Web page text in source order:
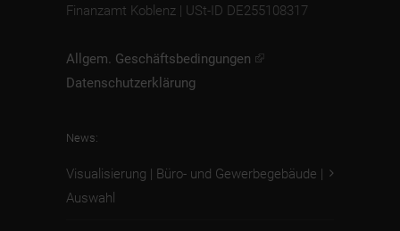
Finanzamt Koblenz | USt-ID DE255108317
Allgem. Geschäftsbedingungen
Datenschutzerklärung
News:
Visualisierung | Büro- und Gewerbegebäude |
Auswahl